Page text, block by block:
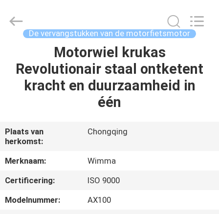
PRODUCTEN
OVER
ONS
FABRIEKSTOCHT
Spare
Parts
De vervangstukken van de motorfietsmotor
Motorwiel krukas
Revolutionair staal ontketent
kracht en duurzaamheid in
één
Plaats van
herkomst:
Chongqing
Merknaam:
Wimma
Certificering:
ISO 9000
Modelnummer:
AX100